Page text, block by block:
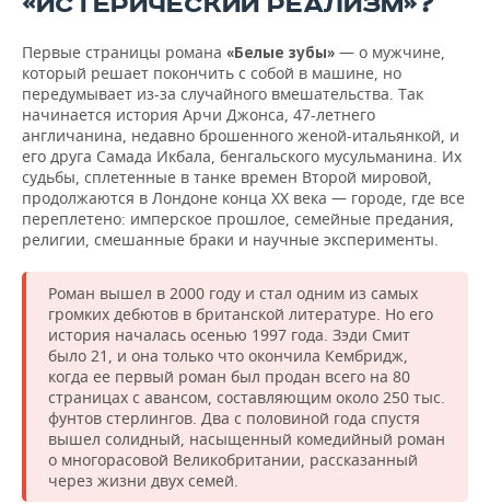
Первые страницы романа «Белые зубы» — о мужчине,
который решает покончить с собой в машине, но
передумывает из-за случайного вмешательства. Так
начинается история Арчи Джонса, 47-летнего
англичанина, недавно брошенного женой-итальянкой, и
его друга Самада Икбала, бенгальского мусульманина. Их
судьбы, сплетенные в танке времен Второй мировой,
продолжаются в Лондоне конца XX века — городе, где все
переплетено: имперское прошлое, семейные предания,
религии, смешанные браки и научные эксперименты.
Роман вышел в 2000 году и стал одним из самых
громких дебютов в британской литературе. Но его
история началась осенью 1997 года. Зэди Смит
было 21, и она только что окончила Кембридж,
когда ее первый роман был продан всего на 80
страницах с авансом, составляющим около 250 тыс.
фунтов стерлингов. Два с половиной года спустя
вышел солидный, насыщенный комедийный роман
о многорасовой Великобритании, рассказанный
через жизни двух семей.